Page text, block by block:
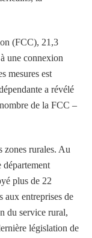
(FCC), 21,3
une connexion
mesures est
a révélé
de la FCC –
zones rurales. Au
département
plus de 22
aux entreprises de
du service rural,
législation de